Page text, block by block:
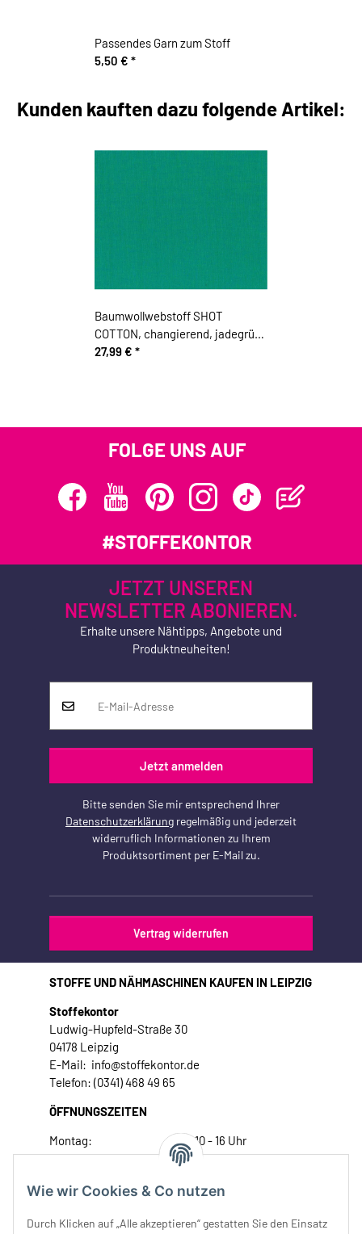
Wie wir Cookies & Co nutzen
Durch Klicken auf „Alle akzeptieren“ gestatten Sie den Einsatz
Passendes Garn zum Stoff
5,50 € *
Kunden kauften dazu folgende Artikel:
Baumwollwebstoff SHOT
COTTON, changierend, jadegrün,
Kaffe Fassett
27,99 € *
FOLGE UNS AUF
#STOFFEKONTOR
JETZT UNSEREN
NEWSLETTER ABONIEREN.
Erhalte unsere Nähtipps, Angebote und
Produktneuheiten!
Jetzt anmelden
Bitte senden Sie mir entsprechend Ihrer
Datenschutzerklärung regelmäßig und jederzeit
widerruflich Informationen zu Ihrem
Produktsortiment per E-Mail zu.
Vertrag widerrufen
STOFFE UND NÄHMASCHINEN KAUFEN IN LEIPZIG
Stoffekontor
Ludwig-Hupfeld-Straße 30
04178 Leipzig
E-Mail: info@stoffekontor.de
Telefon: (0341) 468 49 65
ÖFFNUNGSZEITEN
Montag:
10 - 16 Uhr
Dienstag:
10 - 16 Uhr
Donnerstag:
10 - 18 Uhr
Samstag:
10 - 14 Uhr